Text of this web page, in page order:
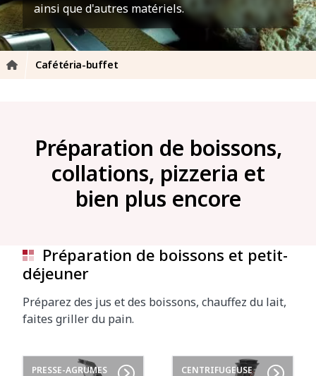
ainsi que d'autres matériels.
Cafétéria-buffet
Préparation de boissons,
collations, pizzeria et
bien plus encore
Préparation de boissons et petit-
déjeuner
Préparez des jus et des boissons, chauffez du lait,
faites griller du pain.
PRESSE-AGRUMES
CENTRIFUGEUSE